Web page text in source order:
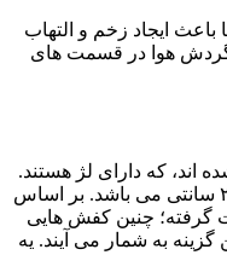
ایجاد زخم و التهاب
گردش هوا در قسمت های
که دارای لژ هستند.
لژ کفش های اسپرت استاندارد بیش از ۲ سانتی می باشد. بر اساس
گرفته؛ چنین کفش هایی
گزینه به شمار می آیند. یه